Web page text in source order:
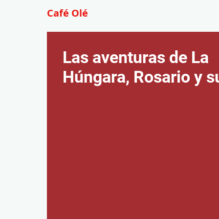
Café Olé
Las aventuras de La
Húngara, Rosario y